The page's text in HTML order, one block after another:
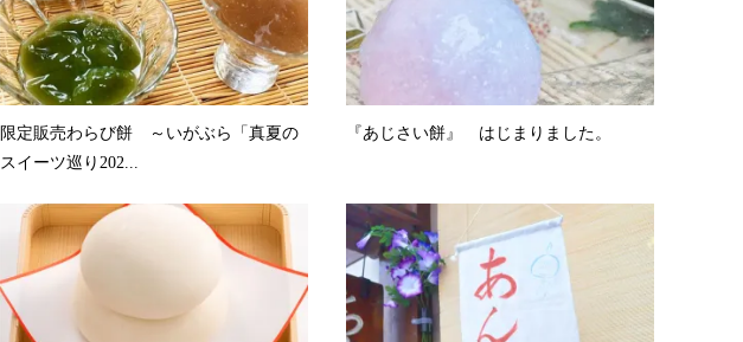
限定販売わらび餅 ～いがぶら「真夏の
スイーツ巡り202...
『あじさい餅』 はじまりました。